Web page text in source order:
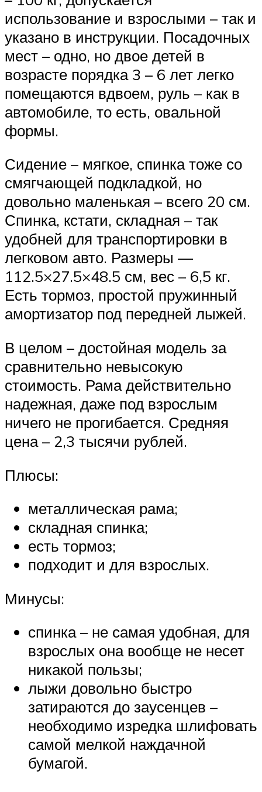
использование и взрослыми – так и
указано в инструкции. Посадочных
мест – одно, но двое детей в
возрасте порядка 3 – 6 лет легко
помещаются вдвоем, руль – как в
автомобиле, то есть, овальной
формы.
Сидение – мягкое, спинка тоже со
смягчающей подкладкой, но
довольно маленькая – всего 20 см.
Спинка, кстати, складная – так
удобней для транспортировки в
легковом авто. Размеры —
112.5×27.5×48.5 см, вес – 6,5 кг.
Есть тормоз, простой пружинный
амортизатор под передней лыжей.
В целом – достойная модель за
сравнительно невысокую
стоимость. Рама действительно
надежная, даже под взрослым
ничего не прогибается. Средняя
цена – 2,3 тысячи рублей.
Плюсы:
металлическая рама;
складная спинка;
есть тормоз;
подходит и для взрослых.
Минусы:
спинка – не самая удобная, для
взрослых она вообще не несет
никакой пользы;
лыжи довольно быстро
затираются до заусенцев –
необходимо изредка шлифовать
самой мелкой наждачной
бумагой.